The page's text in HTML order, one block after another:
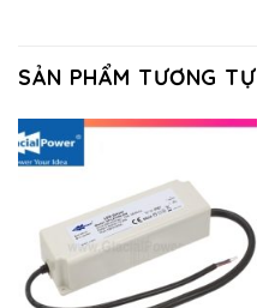
SẢN PHẨM TƯƠNG TỰ